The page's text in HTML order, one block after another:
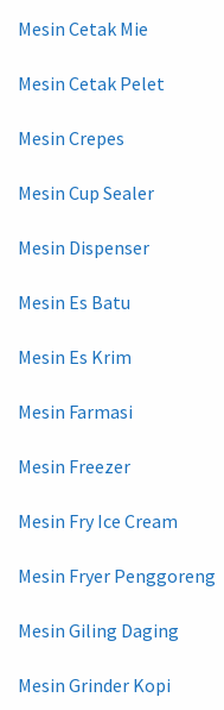
Mesin Cetak Mie
Mesin Cetak Pelet
Mesin Crepes
Mesin Cup Sealer
Mesin Dispenser
Mesin Es Batu
Mesin Es Krim
Mesin Farmasi
Mesin Freezer
Mesin Fry Ice Cream
Mesin Fryer Penggoreng
Mesin Giling Daging
Mesin Grinder Kopi